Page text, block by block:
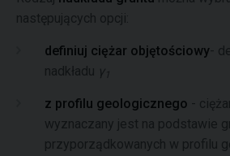
następujących opcji:
definiuj ciężar objętościowy-
nadkładu γ 1
z profilu geologicznego -
wyznaczany jest na podstawie
przyporządkowanych w profilu